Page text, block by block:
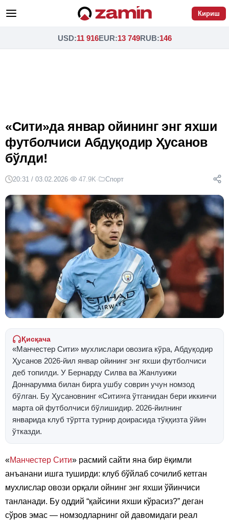
Кириш
USD:11 916EUR:13 749RUB:146
«Сити»да январ ойининг энг яхши
футболчиси Абдуқодир Ҳусанов
бўлди!
20:31 / 03.02.2026· 47.9K· Спорт
Қисқача
«Манчестер Сити» мухлислари овозига кўра, Абдуқодир
Ҳусанов 2026-йил январ ойининг энг яхши футболчиси
деб топилди. У Бернарду Силва ва Жанлуижи
Доннарумма билан бирга ушбу соврин учун номзод
бўлган. Бу Ҳусановнинг «Сити»га ўтганидан бери иккинчи
марта ой футболчиси бўлишидир. 2026-йилнинг
январида клуб тўртта турнир доирасида тўққизта ўйин
ўтказди.
«Манчестер Сити» расмий сайти яна бир ёқимли
анъанани ишга туширди: клуб бўйлаб сочилиб кетган
мухлислар овози орқали ойнинг энг яхши ўйинчиси
танланади. Бу оддий “қайсини яхши кўрасиз?” деган
сўров эмас — номзодларнинг ой давомидаги реал